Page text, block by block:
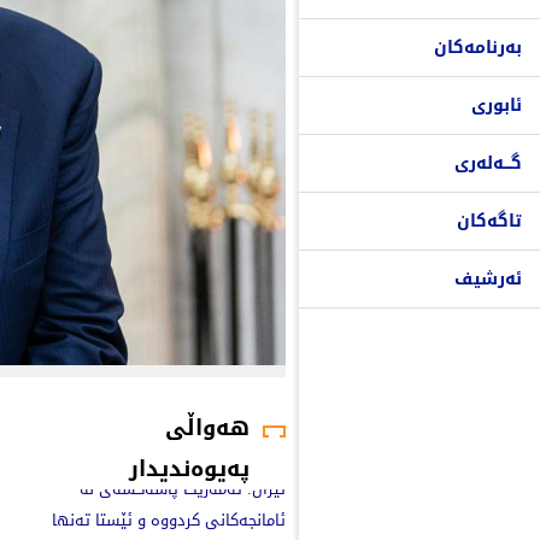
بەرنامەکان
ئابوری
گـــەلەری
تاگەکان
ئەرشیف
هەواڵی
پەیوەندیدار
ئێران: ئەمەریکا پاشەکشەی لە
ئامانجەکانی کردووە و ئێستا تەنها